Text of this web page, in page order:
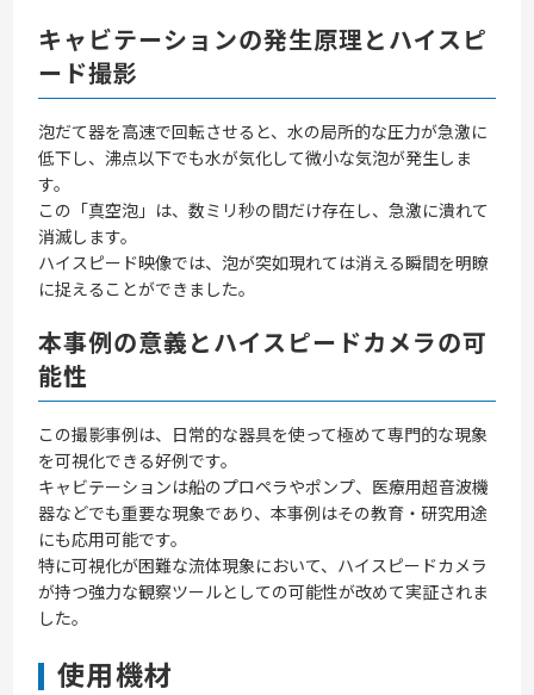
キャビテーションの発生原理とハイスピ
ード撮影
泡だて器を高速で回転させると、水の局所的な圧力が急激に
低下し、沸点以下でも水が気化して微小な気泡が発生しま
す。
この「真空泡」は、数ミリ秒の間だけ存在し、急激に潰れて
消滅します。
ハイスピード映像では、泡が突如現れては消える瞬間を明瞭
に捉えることができました。
本事例の意義とハイスピードカメラの可
能性
この撮影事例は、日常的な器具を使って極めて専門的な現象
を可視化できる好例です。
キャビテーションは船のプロペラやポンプ、医療用超音波機
器などでも重要な現象であり、本事例はその教育・研究用途
にも応用可能です。
特に可視化が困難な流体現象において、ハイスピードカメラ
が持つ強力な観察ツールとしての可能性が改めて実証されま
した。
使用機材